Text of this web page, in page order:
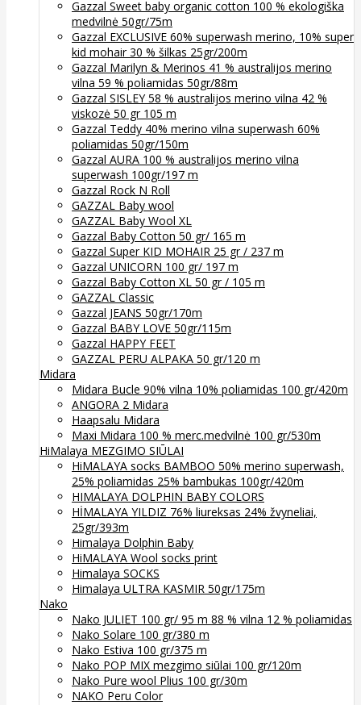
Gazzal Sweet baby organic cotton 100 % ekologiška
medvilnė 50gr/75m
Gazzal EXCLUSIVE 60% superwash merino, 10% super
kid mohair 30 % šilkas 25gr/200m
Gazzal Marilyn & Merinos 41 % australijos merino
vilna 59 % poliamidas 50gr/88m
Gazzal SISLEY 58 % australijos merino vilna 42 %
viskozė 50 gr 105 m
Gazzal Teddy 40% merino vilna superwash 60%
poliamidas 50gr/150m
Gazzal AURA 100 % australijos merino vilna
superwash 100gr/197 m
Gazzal Rock N Roll
GAZZAL Baby wool
GAZZAL Baby Wool XL
Gazzal Baby Cotton 50 gr/ 165 m
Gazzal Super KID MOHAIR 25 gr / 237 m
Gazzal UNICORN 100 gr/ 197 m
Gazzal Baby Cotton XL 50 gr / 105 m
GAZZAL Classic
Gazzal JEANS 50gr/170m
Gazzal BABY LOVE 50gr/115m
Gazzal HAPPY FEET
GAZZAL PERU ALPAKA 50 gr/120 m
Midara
Midara Bucle 90% vilna 10% poliamidas 100 gr/420m
ANGORA 2 Midara
Haapsalu Midara
Maxi Midara 100 % merc.medvilnė 100 gr/530m
HiMalaya MEZGIMO SIŪLAI
HiMALAYA socks BAMBOO 50% merino superwash,
25% poliamidas 25% bambukas 100gr/420m
HIMALAYA DOLPHIN BABY COLORS
HİMALAYA YILDIZ 76% liureksas 24% žvyneliai,
25gr/393m
Himalaya Dolphin Baby
HiMALAYA Wool socks print
Himalaya SOCKS
Himalaya ULTRA KASMIR 50gr/175m
Nako
Nako JULIET 100 gr/ 95 m 88 % vilna 12 % poliamidas
Nako Solare 100 gr/380 m
Nako Estiva 100 gr/375 m
Nako POP MIX mezgimo siūlai 100 gr/120m
Nako Pure wool Plius 100 gr/30m
NAKO Peru Color